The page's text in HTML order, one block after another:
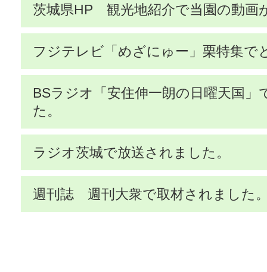
茨城県HP 観光地紹介で当園の動画
フジテレビ「めざにゅー」栗特集で
BSラジオ「安住伸一朗の日曜天国
た。
ラジオ茨城で放送されました。
週刊誌 週刊大衆で取材されました